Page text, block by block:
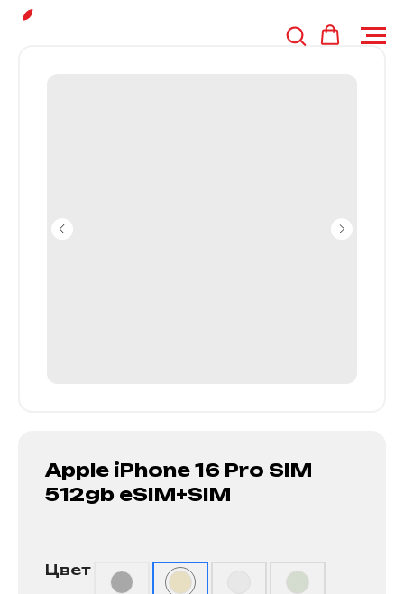
Apple iPhone 16 Pro SIM
512gb eSIM+SIM
Цвет